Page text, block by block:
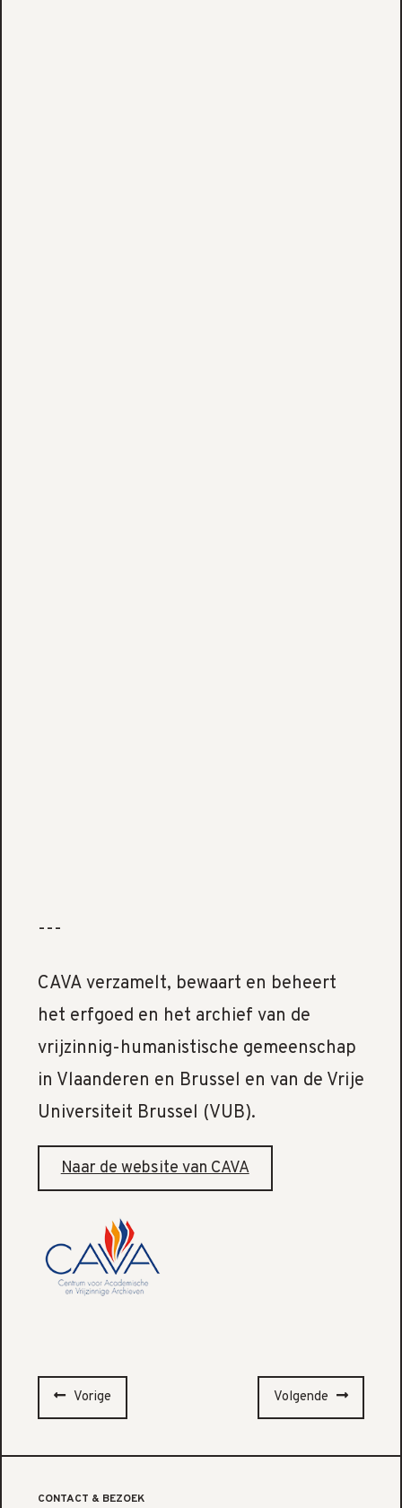
---
CAVA verzamelt, bewaart en beheert
het erfgoed en het archief van de
vrijzinnig-humanistische gemeenschap
in Vlaanderen en Brussel en van de Vrije
Universiteit Brussel (VUB).
Naar de website van CAVA
Vorige Volgende
CONTACT & BEZOEK